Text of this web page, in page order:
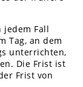
jedem Fall
Tag, an dem
unterrichten,
Die Frist ist
Frist von